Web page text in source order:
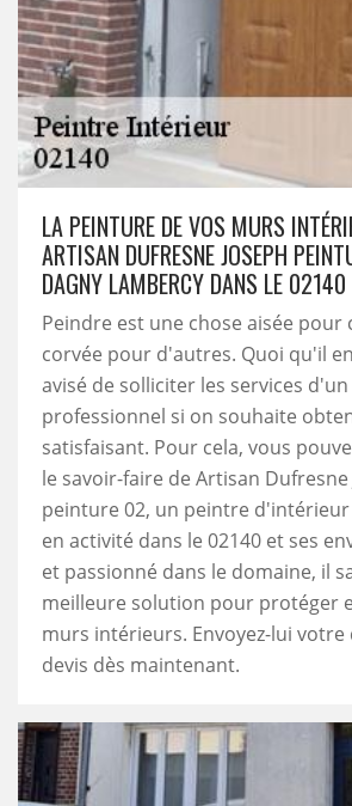
LA PEINTURE DE VOS MURS
ARTISAN DUFRESNE JOSEPH
DAGNY LAMBERCY DANS LE 02140
Peindre est une chose aisée pour
corvée pour d'autres. Quoi qu'il
avisé de solliciter les services
professionnel si on souhaite
satisfaisant. Pour cela, vous
le savoir-faire de Artisan Dufresne
peinture 02, un peintre
en activité dans le 02140 et ses
et passionné dans le domaine, il
meilleure solution pour protéger
murs intérieurs. Envoyez-lui votre
devis dès maintenant.